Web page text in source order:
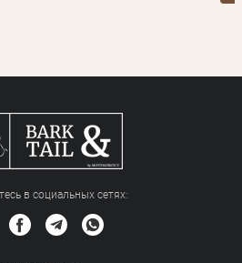
в социальных сетяx: